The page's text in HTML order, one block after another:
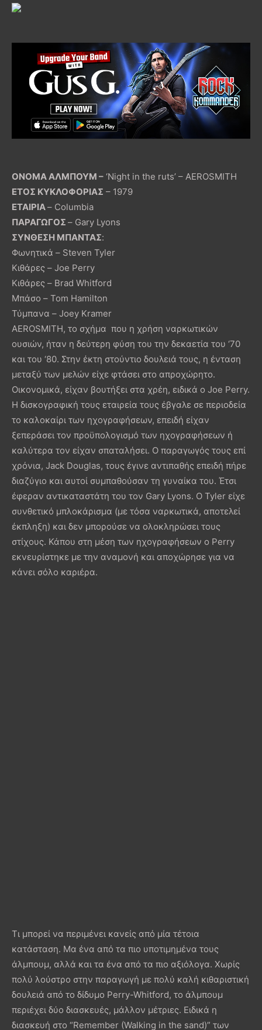
ΟΝΟΜΑ ΑΛΜΠΟΥΜ – ‘Night in the ruts’ – AEROSMITH
ΕΤΟΣ ΚΥΚΛΟΦΟΡΙΑΣ – 1979
ΕΤΑΙΡΙΑ– Columbia
ΠΑΡΑΓΩΓΟΣ – Gary Lyons
ΣΥΝΘΕΣΗ ΜΠΑΝΤΑΣ:
Φωνητικά – Steven Tyler
Κιθάρες – Joe Perry
Κιθάρες – Brad Whitford
Μπάσο – Tom Hamilton
Τύμπανα – Joey Kramer
AEROSMITH, το σχήμα που η χρήση ναρκωτικών
ουσιών, ήταν η δεύτερη φύση του την δεκαετία του ‘70
και του ‘80. Στην έκτη στούντιο δουλειά τους, η ένταση
μεταξύ των μελών είχε φτάσει στο απροχώρητο.
Οικονομικά, είχαν βουτήξει στα χρέη, ειδικά ο Joe Perry.
Η δισκογραφική τους εταιρεία τους έβγαλε σε περιοδεία
το καλοκαίρι των ηχογραφήσεων, επειδή είχαν
ξεπεράσει τον προϋπολογισμό των ηχογραφήσεων ή
καλύτερα τον είχαν σπαταλήσει. Ο παραγωγός τους επί
χρόνια, Jack Douglas, τους έγινε αντιπαθής επειδή πήρε
διαζύγιο και αυτοί συμπαθούσαν τη γυναίκα του. Έτσι
έφεραν αντικαταστάτη του τον Gary Lyons. Ο Tyler είχε
συνθετικό μπλοκάρισμα (με τόσα ναρκωτικά, αποτελεί
έκπληξη) και δεν μπορούσε να ολοκληρώσει τους
στίχους. Κάπου στη μέση των ηχογραφήσεων ο Perry
εκνευρίστηκε με την αναμονή και αποχώρησε για να
κάνει σόλο καριέρα.
Τι μπορεί να περιμένει κανείς από μία τέτοια
κατάσταση. Μα ένα από τα πιο υποτιμημένα τους
άλμπουμ, αλλά και τα ένα από τα πιο αξιόλογα. Χωρίς
πολύ λούστρο στην παραγωγή με πολύ καλή κιθαριστική
δουλειά από το δίδυμο Perry-Whitford, το άλμπουμ
περιέχει δύο διασκευές, μάλλον μέτριες. Ειδικά η
διασκευή στο “Remember (Walking in the sand)” των